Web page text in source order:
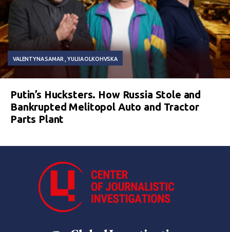
VALENTYNA SAMAR YULIIA OLKOHVSKA
Putin’s Hucksters. How Russia Stole and
Bankrupted Melitopol Auto and Tractor
Parts Plant